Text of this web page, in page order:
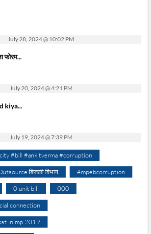
July 28, 2024 @ 10:02 PM
फोरम...
July 20, 2024 @ 4:21 PM
kiya...
July 19, 2024 @ 7:39 PM
#bill #ankitverma #corruption
बिजली विभाग #mpebcorruption
0 unit bill 000
connection
in mp 2019